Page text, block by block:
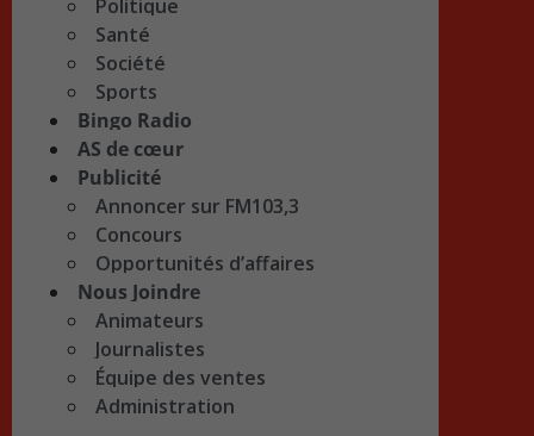
Politique
Santé
Société
Sports
Bingo Radio
AS de cœur
Publicité
Annoncer sur FM103,3
Concours
Opportunités d’affaires
Nous Joindre
Animateurs
Journalistes
Équipe des ventes
Administration